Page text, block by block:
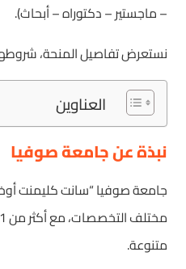
– ماجستير – دكتوراه – أبحاث).
نستعرض تفاصيل المنحة، شروطها،
العناوين
نبذة عن جامعة صوفيا
متنوعة.